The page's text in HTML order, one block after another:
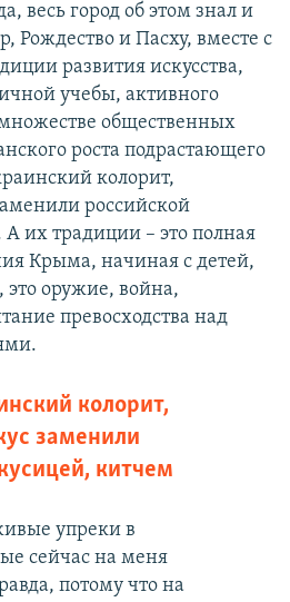
весь город об этом знал и
Рождество и Пасху, вместе с
развития искусства,
учебы, активного
общественных
роста подрастающего
колорит,
российской
их традиции – это полная
Крыма, начиная с детей,
это оружие, война,
превосходства над
колорит,
заменили
китчем
упреки в
сейчас на меня
потому что на